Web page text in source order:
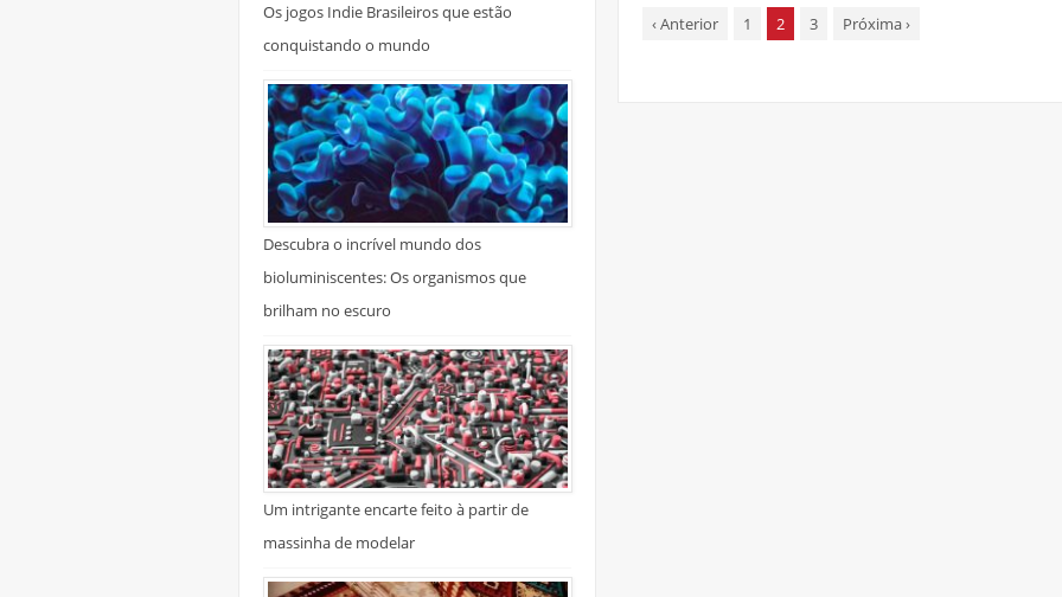
Os jogos Indie Brasileiros que estão
conquistando o mundo
Descubra o incrível mundo dos
bioluminiscentes: Os organismos que
brilham no escuro
Um intrigante encarte feito à partir de
massinha de modelar
‹Anterior 1 2 3 Próxima›